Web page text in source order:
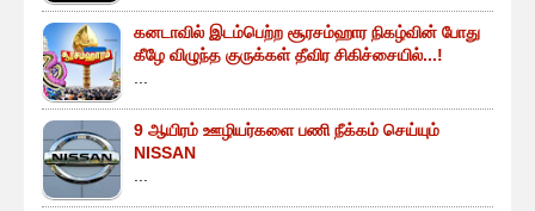
கனடாவில் இடம்பெற்ற சூரசம்ஹார நிகழ்வின் போது
கீழே விழுந்த குருக்கள் தீவிர சிகிச்சையில்...!
9 ஆயிரம் ஊழியர்களை பணி நீக்கம் செய்யும்
NISSAN